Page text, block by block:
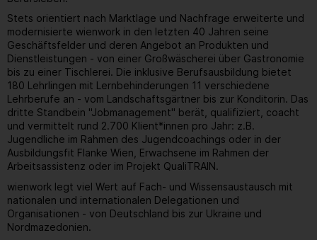
Stets orientiert nach Marktlage und Nachfrage erweiterte und
modernisierte wienwork in den letzten 40 Jahren seine
Geschäftsfelder und deren Angebot an Produkten und
Dienstleistungen - von einer Großwäscherei über Gastronomie
bis zu einer Tischlerei. Die inklusive Berufsausbildung bietet
180 Lehrlingen mit Lernbehinderungen 11 verschiedene
Lehrberufe an - vom Landschaftsgärtner bis zur Konditorin. Das
dritte Standbein "Jobmanagement" berät, qualifiziert, coacht
und vermittelt rund 2.700 Klient*innen pro Jahr: z.B.
Jugendliche im Rahmen des Jugendcoachings oder in der
Ausbildungsfit Flanke Wien, Erwachsene im Rahmen der
Arbeitsassistenz oder im Projekt QualiTRAIN.
wienwork legt viel Wert auf Fach- und Wissensaustausch mit
nationalen und internationalen Delegationen und
Organisationen - von Deutschland bis zur Ukraine und
Nordmazedonien.